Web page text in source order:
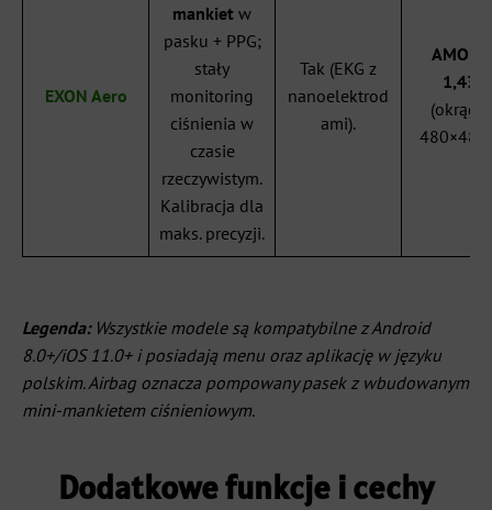
EXON Aero
mankiet w
pasku + PPG;
stały
monitoring
ciśnienia w
czasie
rzeczywistym.
Kalibracja dla
maks. precyzji.
Tak (EKG z
nanoelektrod
ami).
1,43″
480×480
Legenda:Wszystkie modele są kompatybilne z Android
8.0+/iOS 11.0+ i posiadają menu oraz aplikację w języku
polskim. Airbag oznacza pompowany pasek z wbudowanym
mini-mankietem ciśnieniowym.
Dodatkowe funkcje i cechy